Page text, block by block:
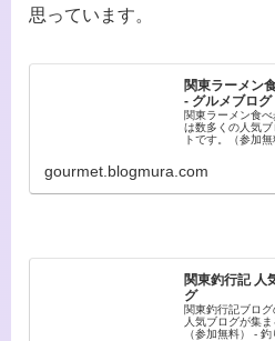
思っています。
関東ラーメン
- グルメブログ
関東ラーメン食
は数多くの人気
トです。（参加
gourmet.blogmura.com
関東釣行記 人
グ
関東釣行記ブロ
人気ブログが集
（参加無料） -